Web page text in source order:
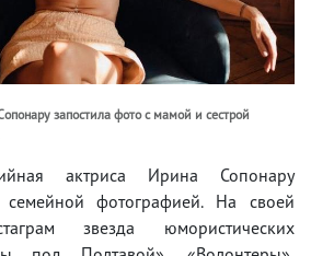
запостила фото с мамой и сестрой
актриса Ирина Сопонару
семейной фотографией. На своей
звезда юмористических